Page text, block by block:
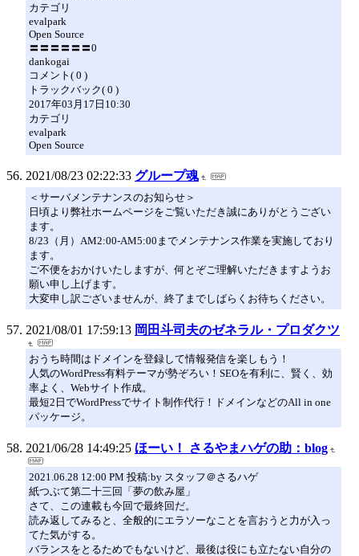
カテゴリ
evalpark
Open Source
〓〓〓〓〓〓0
dankogai
コメント( 0 )
トラックバック( 0 )
2017年03月17日10:30
カテゴリ
evalpark
Open Source
2021/08/23 02:22:33 グループ魂
＜サーバメンテナンスのお知らせ＞
日頃より弊社ホームページをご覧いただき誠にありがとうござい
ます。
8/23（月）AM2:00-AM5:00までメンテナンス作業を実施しており
ます。
ご不便をおかけいたしますが、何とぞご理解いただきますようお
願い申し上げます。
大変申し訳ございませんが、終了までしばらくお待ちください。
2021/08/01 17:59:13 岡田斗司夫のゼネラル・プロダクツ
おうち時間はドメインを登録して情報発信を楽しもう！
人気のWordPress有料テーマが勢ぞろい！SEOを有利に、賢く、効
率よく、Webサイト作成。
最短2日でWordPressでサイト制作代行！ドメインなどのAll in one
パッケージ。
2021/06/28 14:49:25 ほーい！ さるやまハゲの助：blog
2021.06.28 12:00 PM 投稿:by スタッフ＠さるハゲ
紙つぶて第二十三回「夢の飲み屋」
さて、この連載も今回で最終回だ。
読み返してみると、全般的にエラソーなことを言おうと力が入っ
てた気がする。
バランスをとるためでもないけど、最後は役にも立たない自分の